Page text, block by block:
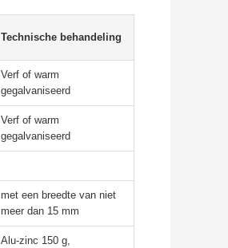
Technische behandeling
Verf of warm
gegalvaniseerd
Verf of warm
gegalvaniseerd
met een breedte van niet
meer dan 15 mm
Alu-zinc 150 g,